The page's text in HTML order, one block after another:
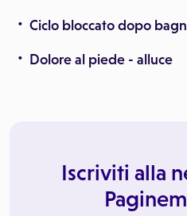
Ciclo bloccato dopo
Dolore al piede - alluce
Iscriviti alla